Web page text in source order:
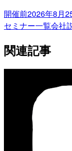
開催前2026年8月
セミナー一覧会社
関連記事